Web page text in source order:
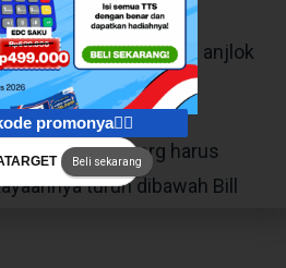
Mark Zuckerberg anjlok
Zuckerberg harus
turun dibawah Bill
promonya👇🏻
Beli sekarang